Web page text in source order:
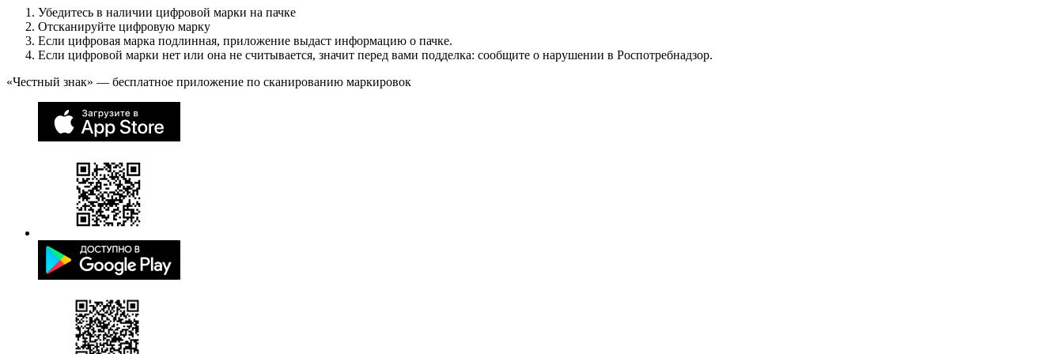
Убедитесь в наличии цифровой марки на пачке
Отсканируйте цифровую марку
Если цифровая марка подлинная, приложение выдаст информацию о пачке.
Если цифровой марки нет или она не считывается, значит перед вами подделка: сообщите о нарушении в Роспотребнадзор.
«Честный знак» — бесплатное приложение по сканированию маркировок